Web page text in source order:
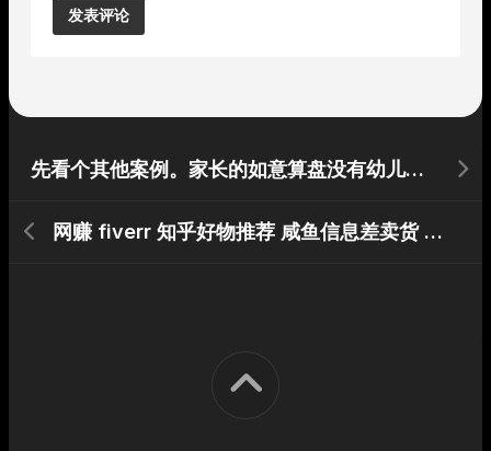
先看个其他案例。家长的如意算盘没有幼儿园算盘狠。家里小孩要上幼儿园。小区的省办幼儿园便宜离家近缺点就是太难进。人太多。太多。
网赚 fiverr 知乎好物推荐 咸鱼信息差卖货 淘宝卖货 抖音发视频赚广告费 哪个靠谱